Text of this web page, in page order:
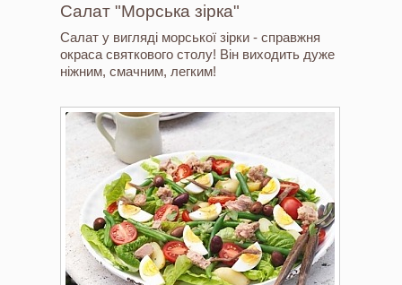
Салат "Морська зірка"
Салат у вигляді морської зірки - справжня
окраса святкового столу! Він виходить дуже
ніжним, смачним, легким!